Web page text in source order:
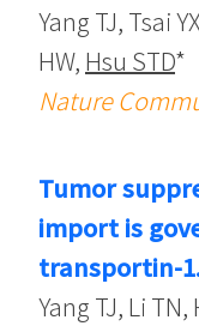
Yang TJ, Tsai
HW, Hsu STD*
Nature
Tumor
import is
transportin-
Yang TJ, Li TN,